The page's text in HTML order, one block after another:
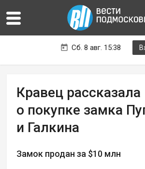
Сб. 8 авг. 15:38
Кравец рассказала
о покупке замка
и Галкина
Замок продан за $10 млн